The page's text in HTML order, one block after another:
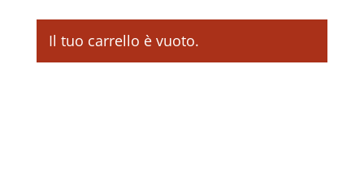
Il tuo carrello è vuoto.